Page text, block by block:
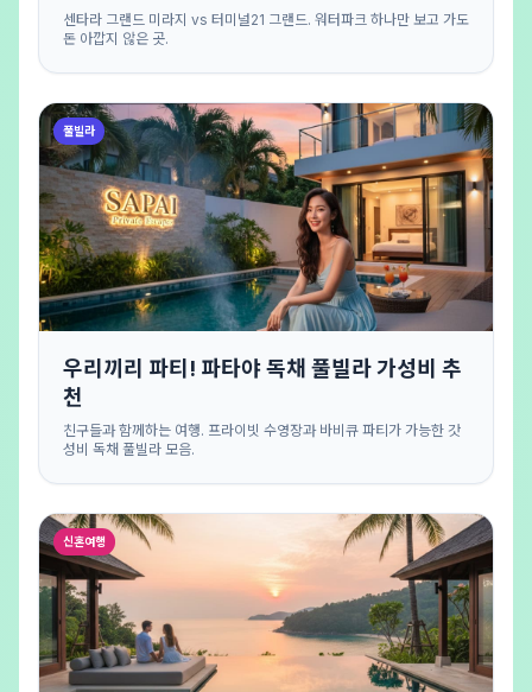
센타라 그랜드 미라지 vs 터미널21 그랜드. 워터파크 하나만 보고 가도
돈 아깝지 않은 곳.
풀빌라
우리끼리 파티! 파타야 독채 풀빌라 가성비 추
천
친구들과 함께하는 여행. 프라이빗 수영장과 바비큐 파티가 가능한 갓
성비 독채 풀빌라 모음.
신혼여행